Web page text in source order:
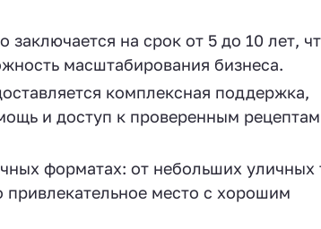
на срок от 5 до 10 лет,
масштабирования бизнеса.
комплексная поддержка,
и доступ к проверенным
форматах: от небольших уличных
место с хорошим